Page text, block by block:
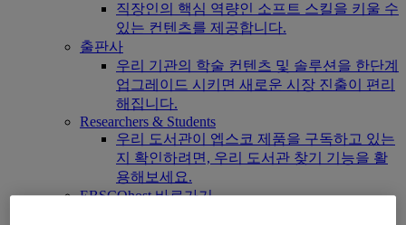
직장인의 핵심 역량인 소프트 스킬을 키울 수
있는 컨텐츠를 제공합니다.
출판사
우리 기관의 학술 컨텐츠 및 솔루션을 한단계
업그레이드 시키면 새로운 시장 진출이 편리
해집니다.
Researchers & Students
우리 도서관이 엡스코 제품을 구독하고 있는
지 확인하려면, 우리 도서관 찾기 기능을 활
용해보세요.
EBSCOhost 바로가기